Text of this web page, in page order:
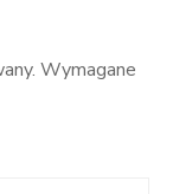
Wymagane